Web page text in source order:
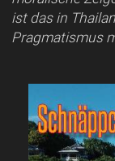
ist das in
Pragmatismus